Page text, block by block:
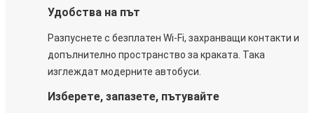
Удобства на път
Разпуснете с безплатен Wi-Fi, захранващи контакти и
допълнително пространство за краката. Така
изглеждат модерните автобуси.
Изберете, запазете, пътувайте